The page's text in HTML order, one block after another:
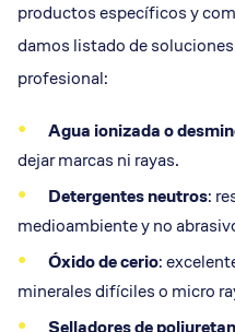
productos específicos y
damos listado de
profesional:
Agua ionizada o
dejar marcas ni rayas.
Detergentesneutros:
medioambiente y no
Óxido de cerio:
minerales difíciles o micro